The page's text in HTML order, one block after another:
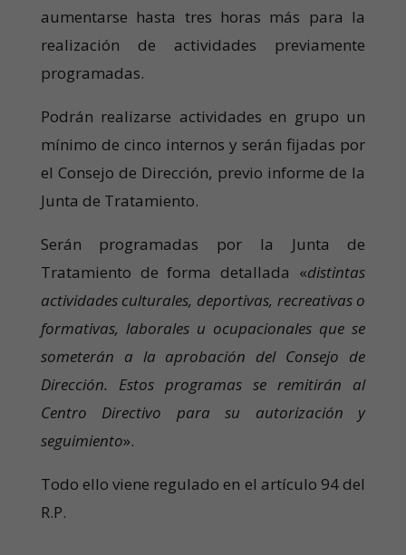
aumentarse hasta tres horas más para la
realización de actividades previamente
programadas.
Podrán realizarse actividades en grupo un
mínimo de cinco internos y serán fijadas por
el Consejo de Dirección, previo informe de la
Junta de Tratamiento.
Serán programadas por la Junta de
Tratamiento de forma detallada «distintas
actividades culturales, deportivas, recreativas o
formativas, laborales u ocupacionales que se
someterán a la aprobación del Consejo de
Dirección. Estos programas se remitirán al
Centro Directivo para su autorización y
seguimiento».
Todo ello viene regulado en el artículo 94 del
R.P.